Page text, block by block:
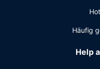
Ort gibt es Folgendes:
Häufig
Help